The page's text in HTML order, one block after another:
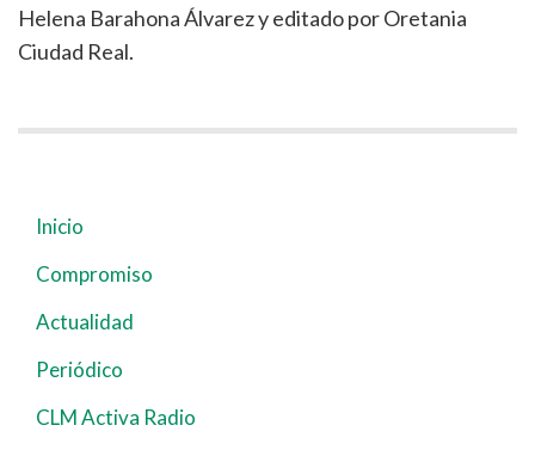
Helena Barahona Álvarez y editado por Oretania
Ciudad Real.
Navegación
principal
Inicio
Compromiso
Actualidad
Periódico
CLM Activa Radio